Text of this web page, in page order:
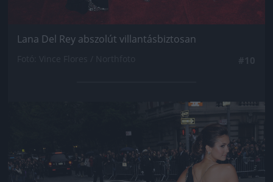
Lana Del Rey abszolút villantásbiztosan